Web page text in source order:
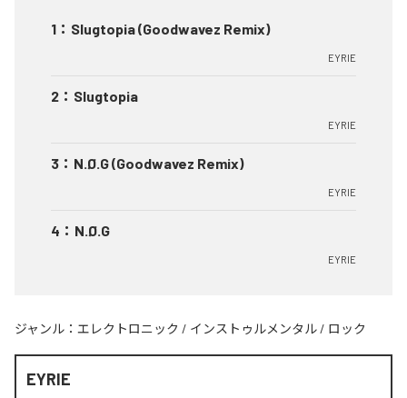
1 ： Slugtopia (Goodwavez Remix)
EYRIE
2 ： Slugtopia
EYRIE
3 ： N.Ø.G (Goodwavez Remix)
EYRIE
4 ： N.Ø.G
EYRIE
ジャンル： エレクトロニック / インストゥルメンタル / ロック
EYRIE